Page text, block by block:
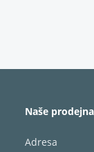
Naše prodejna
Adresa